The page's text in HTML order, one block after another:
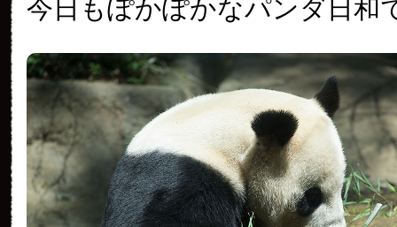
今日もぽかぽかなパンダ日和